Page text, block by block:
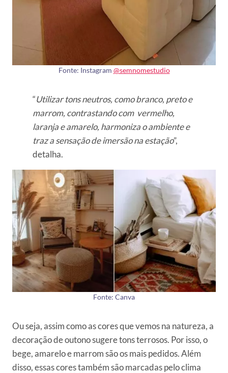
Fonte: Instagram @semnomestudio
“Utilizar tons neutros, como branco, preto e
marrom, contrastando com vermelho,
laranja e amarelo, harmoniza o ambiente e
traz a sensação de imersão na estação”,
detalha.
Fonte: Canva
Ou seja, assim como as cores que vemos na natureza, a
decoração de outono sugere tons terrosos. Por isso, o
bege, amarelo e marrom são os mais pedidos. Além
disso, essas cores também são marcadas pelo clima